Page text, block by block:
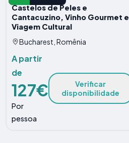
Castelos de Peles e
Cantacuzino, Vinho Gourmet e
Viagem Cultural
Bucharest, Romênia
A partir
de
127€
Por
pessoa
Verificar
disponibilidade